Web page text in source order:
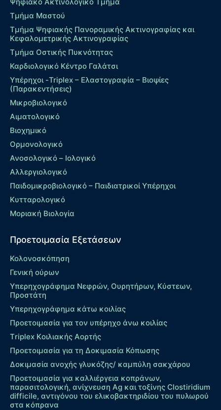
Τμήμα Μαστού
Τμήμα Ψηφιακής Πανοραμικής Ακτινογραφίας και
Κεφαλομετρικής Ακτινογραφίας
Τμήμα Οστικής Πυκνότητας
Καρδιολογικό Κέντρο Γαλάτσι
Υπέρηχοι -Triplex – Eλαστογραφία – Βιοψίες
(Παρακεντήσεις)
Μικροβιολογικό
Αιματολογικό
Βιοχημικό
Ορμονολογικό
Ανοσολογικό – Ιολογικό
Αλλεργιολογικό
Παιδομικροβιολογικό – Παιδιατρικοί Υπέρηχοι
Κυτταρολογικό
Μοριακή Βιολογία
Προετοιμασία Εξετάσεων
Κολονοσκόπηση
Γενική ούρων
Υπερηχογράφημα Νεφρών, Ουρητήρων, Κύστεων,
Προστάτη
Υπερηχογράφημα κάτω κοιλίας
Προετοιμασία για τον υπέρηχο άνω κοιλίας
Τriplex Kοιλιακής Αορτής
Προετοιμασία για τη Δοκιμασία Κόπωσης
Δοκιμασία ανοχής γλυκόζης/ καμπύλη σακχάρου
Προετοιμασία για καλλιέργεια κοπράνων,
παρασιτολογική, ανίχνευση Ag και τοξίνης Clostiridium
difficile, αντιγόνου του ελικοβακτηριδίου του πυλωρού
στα κόπρανα